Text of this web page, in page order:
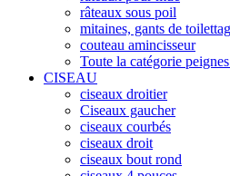
râteaux sous poil
mitaines, gants de
couteau amincisseur
Toute la catégorie
CISEAU
ciseaux droitier
Ciseaux gaucher
ciseaux courbés
ciseaux droit
ciseaux bout rond